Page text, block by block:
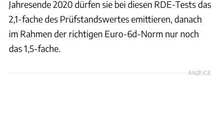
Jahresende 2020 dürfen sie bei diesen RDE-Tests das
2,1-fache des Prüfstandswertes emittieren, danach
im Rahmen der richtigen Euro-6d-Norm nur noch
das 1,5-fache.
ANZEIGE